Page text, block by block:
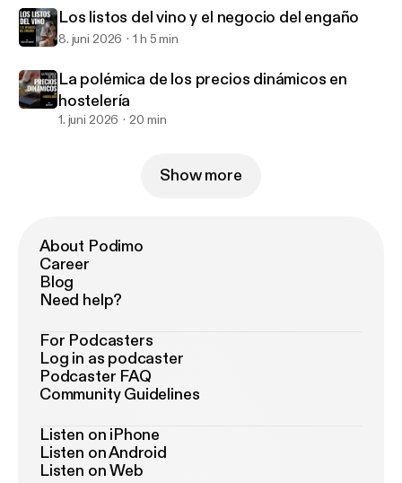
Los listos del vino y el negocio del engaño
8. juni 2026 1 h 5 min
La polémica de los precios dinámicos en
hostelería
1. juni 2026 20 min
Show more
About Podimo
Career
Blog
Need help?
For Podcasters
Log in as podcaster
Podcaster FAQ
Community Guidelines
Listen on iPhone
Listen on Android
Listen on Web